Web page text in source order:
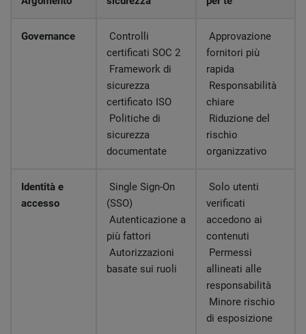
Governance
Controlli
certificati SOC 2
Framework di
sicurezza
certificato ISO
Politiche di
sicurezza
documentate
Approvazione
fornitori più
rapida
Responsabilità
chiare
Riduzione del
rischio
organizzativo
Identità e
accesso
Single Sign-On
(SSO)
Autenticazione a
più fattori
Autorizzazioni
basate sui ruoli
Solo utenti
verificati
accedono ai
contenuti
Permessi
allineati alle
responsabilità
Minore rischio
di esposizione